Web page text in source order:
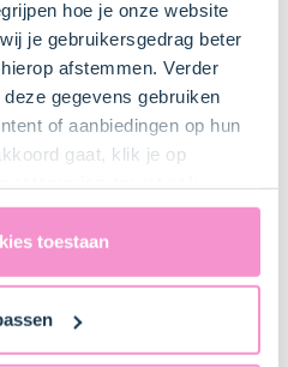
hoe je onze website
je gebruikersgedrag beter
afstemmen. Verder
gegevens gebruiken
of aanbiedingen op hun
gaat, klik je op
naar de
artikel 49 AVG. Raadpleeg
partners in de Verenigde
van gedachten
toestaan
en snel je bakproducten
.
met de dop naar